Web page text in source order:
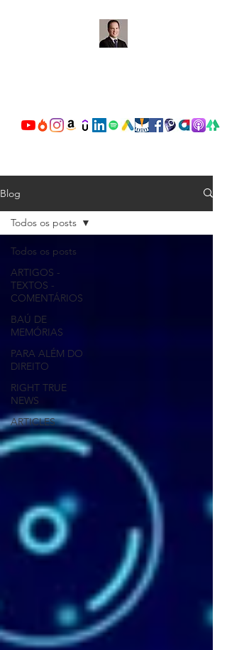
Blog
Todos os posts
ARTIGOS -
TEXTOS -
COMENTÁRIOS
BAÚ DE
MEMÓRIAS
PARA ALÉM DO
DIREITO
RIGHT TRUE
NEWS
ARTICLES
Todos os posts